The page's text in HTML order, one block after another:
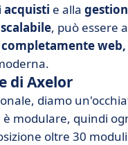
acquisti e alla
, può essere
completamente web,
di Axelor
diamo
modulare, quindi
oltre 30